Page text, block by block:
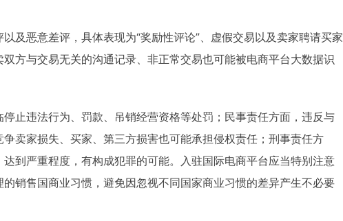
及恶意差评，具体表现为“奖励性评论”、虚假交易以及卖家聘请买家
方与交易无关的沟通记录、非正常交易也可能被电商平台大数据识
止违法行为、罚款、吊销经营资格等处罚；民事责任方面，违反与
卖家损失、买家、第三方损害也可能承担侵权责任；刑事责任方
到严重程度，有构成犯罪的可能。入驻国际电商平台应当特别注意
销售国商业习惯，避免因忽视不同国家商业习惯的差异产生不必要